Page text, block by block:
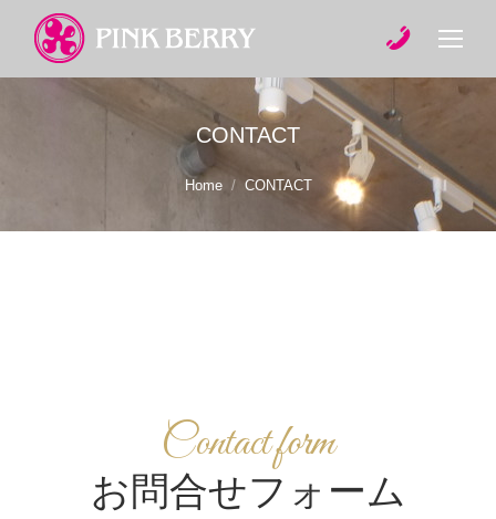
CONTACT
Home CONTACT
Contact form
お問合せフォーム